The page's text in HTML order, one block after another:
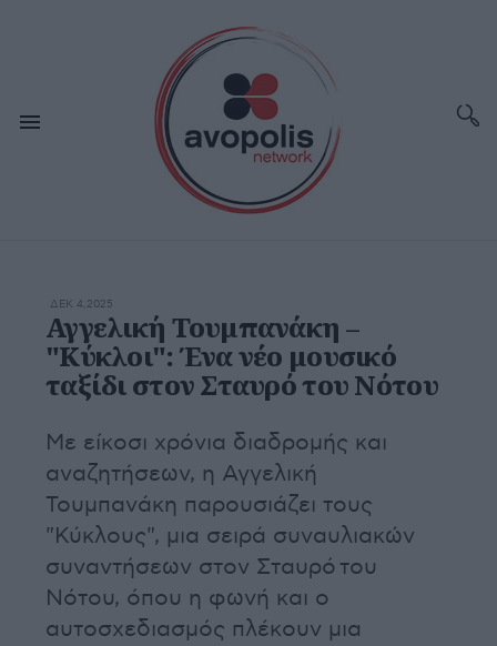
ΔΕΚ 4,2025
Αγγελική Τουμπανάκη –
"Κύκλοι": Ένα νέο μουσικό
ταξίδι στον Σταυρό του Νότου
Με είκοσι χρόνια διαδρομής και
αναζητήσεων, η Αγγελική
Τουμπανάκη παρουσιάζει τους
"Κύκλους", μια σειρά συναυλιακών
συναντήσεων στον Σταυρό του
Νότου, όπου η φωνή και ο
αυτοσχεδιασμός πλέκουν μια